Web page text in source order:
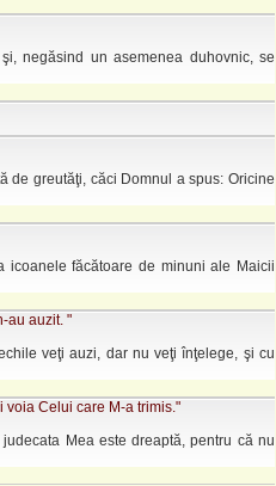
negăsind un asemenea duhovnic, se
de greutăţi, căci Domnul a spus: Oricine
icoanele făcătoare de minuni ale Maicii
au auzit. "
veţi auzi, dar nu veţi înţelege, şi cu
voia Celui care M-a trimis."
Mea este dreaptă, pentru că nu